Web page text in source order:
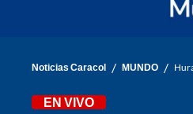
Noticias Caracol / MUNDO /
EN VIVO